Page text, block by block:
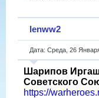
lenww2
Дата: Среда, 26
Шарипов
Советского
https://